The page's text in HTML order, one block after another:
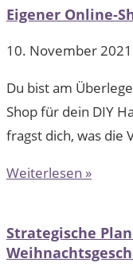
Eigener Online-
10. November 2021
Du bist am
Shop für dein DIY
fragst dich, was die
Weiterlesen »
Strategische